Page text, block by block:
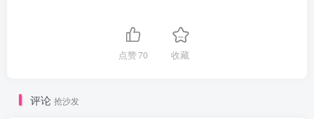
点赞70 收藏
评论 抢沙发